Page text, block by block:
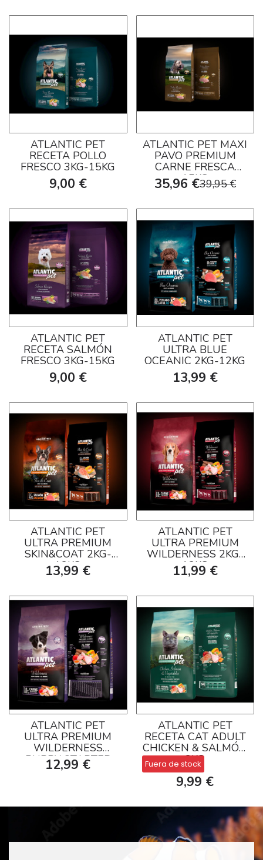
ATLANTIC PET
RECETA POLLO
FRESCO 3KG-15KG
9,00 €
ATLANTIC PET MAXI
PAVO PREMIUM
CARNE FRESCA
15KG
35,96 €39,95 €
ATLANTIC PET
RECETA SALMÓN
FRESCO 3KG-15KG
9,00 €
ATLANTIC PET
ULTRA BLUE
OCEANIC 2KG-12KG
13,99 €
ATLANTIC PET
ULTRA PREMIUM
SKIN&COAT 2KG-
12KG
13,99 €
ATLANTIC PET
ULTRA PREMIUM
WILDERNESS 2KG-
12KG
11,99 €
ATLANTIC PET
ULTRA PREMIUM
WILDERNESS
PUPPY STARTER
2KG
12,99 €
ATLANTIC PET
RECETA CAT ADULT
CHICKEN & SALMÓN
2KG
Fuera de stock
9,99 €